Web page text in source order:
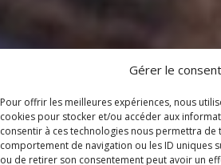
Gérer le
Pour offrir les meilleures expériences, nous
cookies pour stocker et/ou accéder aux
consentir à ces technologies nous permettra
comportement de navigation ou les ID uniques
ou de retirer son consentement peut avoir un